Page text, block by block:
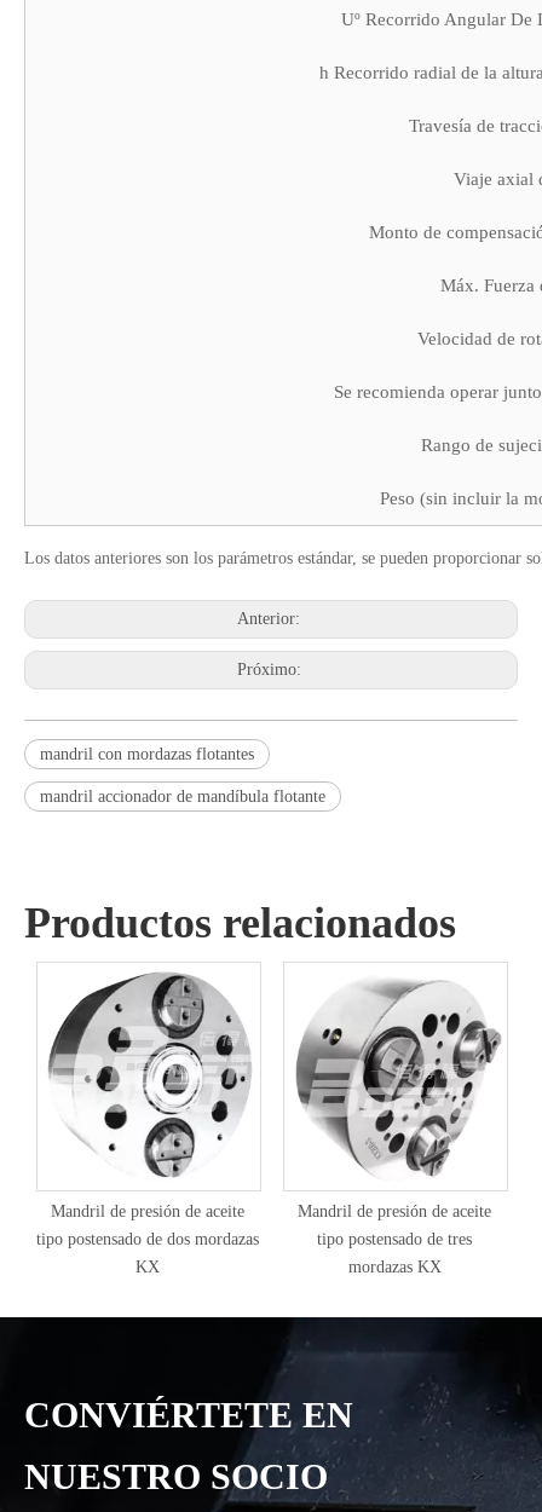
Uº Recorrido Angular De
h Recorrido radial de la
Travesía de
Viaje axial
Monto de
Máx. Fuerza
Velocidad de
Se recomienda operar
Rango de
Peso (sin incluir la
Los datos anteriores son los parámetros estándar, se pueden proporcionar
Anterior:
Próximo:
mandril con mordazas flotantes
mandril accionador de mandíbula flotante
Productos relacionados
Mandril de presión de aceite
tipo postensado de dos mordazas
KX
Mandril de presión de aceite
tipo postensado de tres
mordazas KX
CONVIÉRTETE EN
NUESTRO SOCIO